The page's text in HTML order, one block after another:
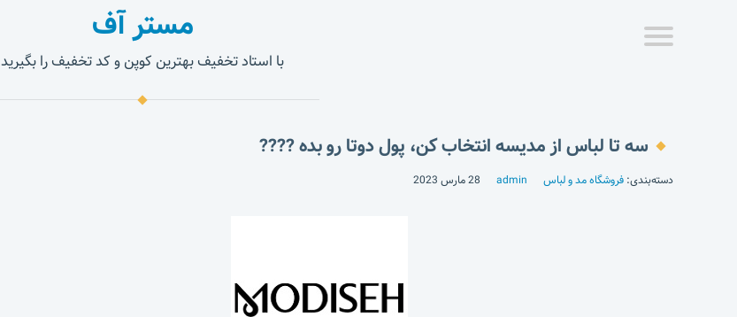
مستر آف
با استاد تخفیف بهترین کوپن و کد تخفیف را بگیرید
سه تا لباس از مدیسه انتخاب کن، پول دوتا رو بده ????
دسته‌بندی: فروشگاه مد و لباس admin 28 مارس 2023